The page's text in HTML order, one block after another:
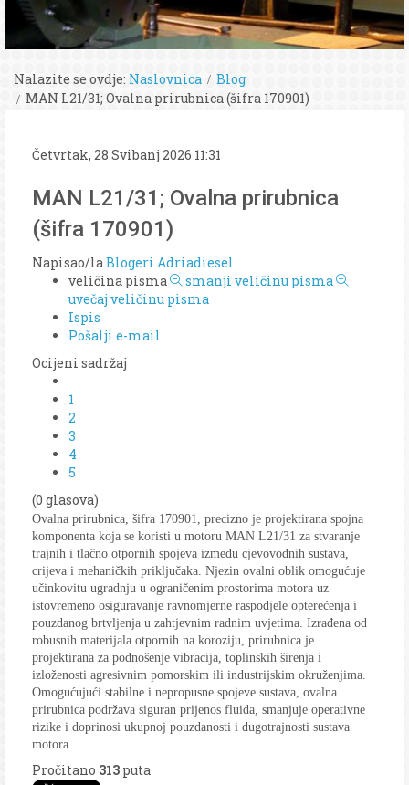
Nalazite se ovdje: Naslovnica
Blog
MAN L21/31; Ovalna prirubnica (šifra 170901)
Četvrtak, 28 Svibanj 2026 11:31
MAN L21/31; Ovalna prirubnica
(šifra 170901)
Napisao/la Blogeri Adriadiesel
veličina pisma
smanji veličinu pisma
uvečaj veličinu pisma
Ispis
Pošalji e-mail
Ocijeni sadržaj
1
2
3
4
5
(0 glasova)
Ovalna prirubnica, šifra 170901, precizno je projektirana spojna
komponenta koja se koristi u motoru MAN L21/31 za stvaranje
trajnih i tlačno otpornih spojeva između cjevovodnih sustava,
crijeva i mehaničkih priključaka. Njezin ovalni oblik omogućuje
učinkovitu ugradnju u ograničenim prostorima motora uz
istovremeno osiguravanje ravnomjerne raspodjele opterećenja i
pouzdanog brtvljenja u zahtjevnim radnim uvjetima. Izrađena od
robusnih materijala otpornih na koroziju, prirubnica je
projektirana za podnošenje vibracija, toplinskih širenja i
izloženosti agresivnim pomorskim ili industrijskim okruženjima.
Omogućujući stabilne i nepropusne spojeve sustava, ovalna
prirubnica podržava siguran prijenos fluida, smanjuje operativne
rizike i doprinosi ukupnoj pouzdanosti i dugotrajnosti sustava
motora.
Pročitano 313 puta